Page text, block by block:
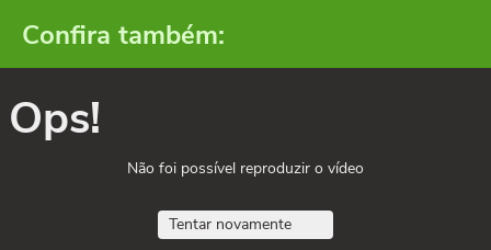
Confira também:
Ops!
Não foi possível reproduzir o vídeo
Tentar novamente